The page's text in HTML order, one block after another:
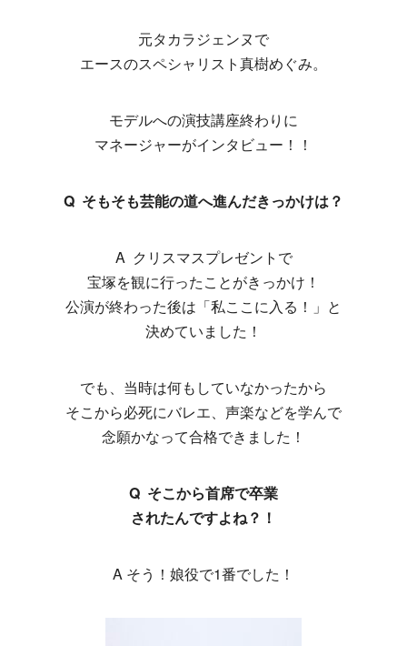
元タカラジェンヌで
エースのスペシャリスト真樹めぐみ。
モデルへの演技講座終わりに
マネージャーがインタビュー！！
Q そもそも芸能の道へ進んだきっかけは？
A クリスマスプレゼントで
宝塚を観に行ったことがきっかけ！
公演が終わった後は「私ここに入る！」と
決めていました！
でも、当時は何もしていなかったから
そこから必死にバレエ、声楽などを学んで
念願かなって合格できました！
Q そこから首席で卒業
されたんですよね？！
A そう！娘役で1番でした！